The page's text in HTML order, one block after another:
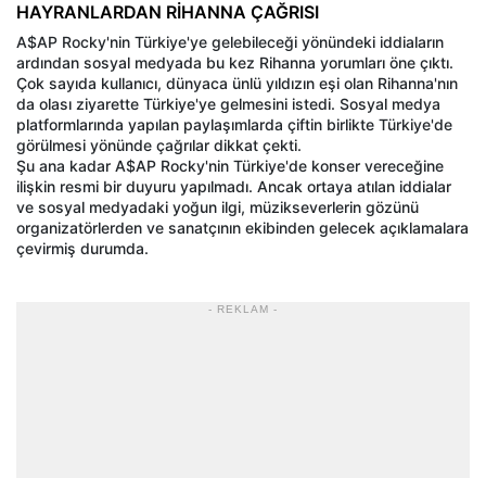
HAYRANLARDAN RİHANNA ÇAĞRISI
A$AP Rocky'nin Türkiye'ye gelebileceği yönündeki iddiaların
ardından sosyal medyada bu kez Rihanna yorumları öne çıktı.
Çok sayıda kullanıcı, dünyaca ünlü yıldızın eşi olan Rihanna'nın
da olası ziyarette Türkiye'ye gelmesini istedi. Sosyal medya
platformlarında yapılan paylaşımlarda çiftin birlikte Türkiye'de
görülmesi yönünde çağrılar dikkat çekti.
Şu ana kadar A$AP Rocky'nin Türkiye'de konser vereceğine
ilişkin resmi bir duyuru yapılmadı. Ancak ortaya atılan iddialar
ve sosyal medyadaki yoğun ilgi, müzikseverlerin gözünü
organizatörlerden ve sanatçının ekibinden gelecek açıklamalara
çevirmiş durumda.
- REKLAM -